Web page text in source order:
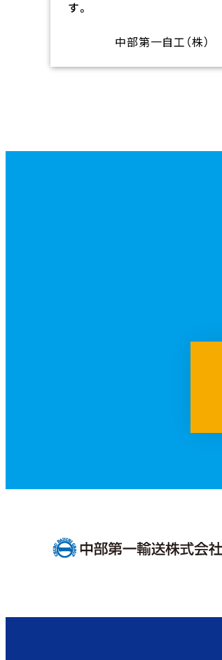
す。
中部第一自工（株）
ク